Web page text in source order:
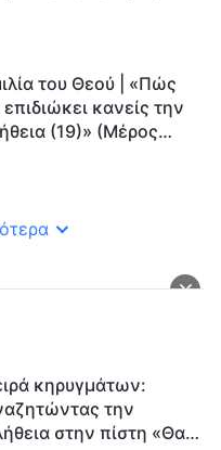
του Θεού | «Πώς
κανείς την
(19)» (Μέρος
κηρυγμάτων:
την
στην πίστη «Θα